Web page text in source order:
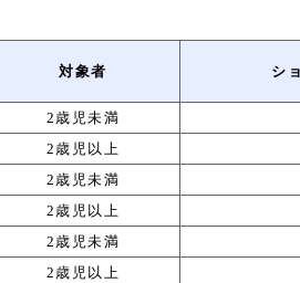
対象者 シ
2歳児未満
2歳児以上
2歳児未満
2歳児以上
2歳児未満
2歳児以上